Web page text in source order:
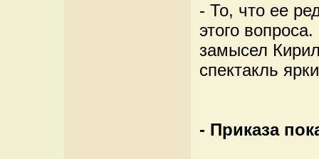
- То, что ее
этого
замысел
спектакль
- Приказа